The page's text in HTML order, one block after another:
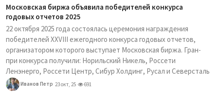
Московская биржа объявила победителей конкурса
годовых отчетов 2025
22 октября 2025 года состоялась церемония награждения
победителей XXVIII ежегодного конкурса годовых отчетов,
организатором которого выступает Московская биржа. Гран-
при конкурса получили: Норильский Никель, Россети
Ленэнерго, Россети Центр, Сибур Холдинг, Русал и Северсталь
Иванов Петр 23 окт, 25 691